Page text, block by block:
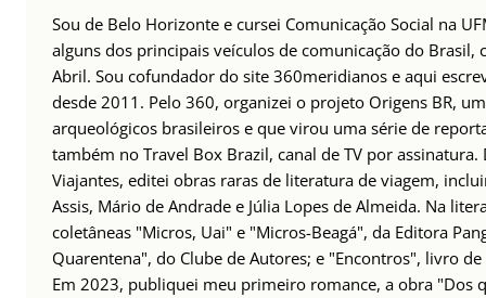
Sou de Belo Horizonte e cursei Comunicação Social na
alguns dos principais veículos de comunicação do Brasil,
Abril. Sou cofundador do site 360meridianos e aqui
desde 2011. Pelo 360, organizei o projeto Origens BR,
arqueológicos brasileiros e que virou uma série de
também no Travel Box Brazil, canal de TV por
Viajantes, editei obras raras de literatura de viagem,
Assis, Mário de Andrade e Júlia Lopes de Almeida. Na
coletâneas "Micros, Uai" e "Micros-Beagá", da Editora
Quarentena", do Clube de Autores; e "Encontros", livro
Em 2023, publiquei meu primeiro romance, a obra "Dos